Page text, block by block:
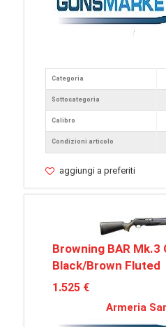
Categoria
Sottocategoria
Calibro
Condizioni articolo
aggiungi a preferiti
Browning BAR Mk.3
Black/Brown Fluted
1.525 €
Armeria